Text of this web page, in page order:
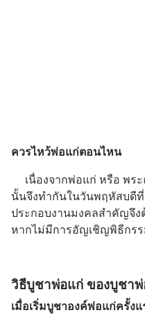
ควรไหว้พ่อแก่ตอนไหน
เนื่องจากพ่อแก่ หรือ พร
นั้นจึงทำกันในวันพฤหัสบดีที่
ประกอบงานมงคลสำคัญจึง
หากไม่มีการอัญเชิญพิธีกร
วิธีบูชาพ่อแก่ ของบูชาพ่
เมื่อเริ่มบูชาองค์พ่อแก่ครั้ง